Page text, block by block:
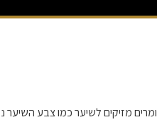
מזיקים לשיער כמו צבע השיער